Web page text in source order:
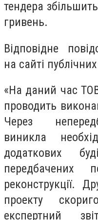
тендера
гривень.
Відповідне
на сайті
«На даний час
проводить
Через
виникла
додаткових
передбачених
реконструкції.
проекту
експертний